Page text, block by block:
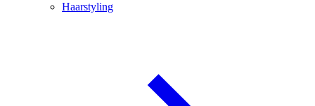
Haarstyling